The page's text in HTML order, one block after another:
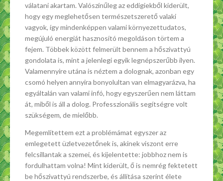
válatani akartam. Valószínűleg az eddigiekből kiderült,
hogy egy meglehetősen természetszerető valaki
vagyok, így mindenképpen valami környezettudatos,
megújuló energiát hasznosító megoldáson törtem a
fejem. Többek között felmerült bennem a hőszivattyú
gondolata is, mint a jelenlegi egyik legnépszerűbb ilyen.
Valamennyire utána is néztem a dolognak, azonban egy
csomó helyen annyira bonyolultan van elmagyarázva, ha
egyáltalán van valami infó, hogy egyszerűen nem láttam
át, miből is áll a dolog. Professzionális segítségre volt
szükségem, de mielőbb.
Megemlítettem ezt a problémámat egyszer az
emlegetett üzletvezetőnek is, akinek viszont erre
felcsillantak a szemei, és kijelentette: jobbhoz nem is
fordulhattam volna! Mint kiderült, ő is nemrég fektetett
be hőszivattyú rendszerbe, és állítása szerint élete